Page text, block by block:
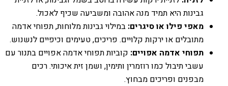
גבינות היא תמיד מנה אהובה ומשביעה שכיף לאכול.
מאפי פילו או סיגרים: במילוי גבינות מלוחות, תפוחי אדמה
מתובלים או ירקות קלויים. פריכים, טעימים וכיפיים לנשנוש.
תפוחי אדמה אפויים: קוביות תפוחי אדמה אפויים בתנור עם
עשבי תיבול כמו רוזמרין ותימין, ושמן זית איכותי. רכים
מבפנים ופריכים מבחוץ.